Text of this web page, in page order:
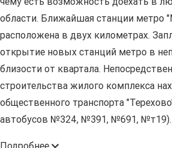
области. Ближайшая станции метро
расположена в двух километрах.
открытие новых станций метро в
близости от квартала.
строительства жилого комплекса
общественного транспорта
автобусов №324, №391, №691, №т19).